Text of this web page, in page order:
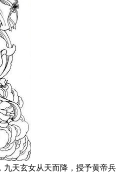
九天玄女从天而降，授予黄帝兵